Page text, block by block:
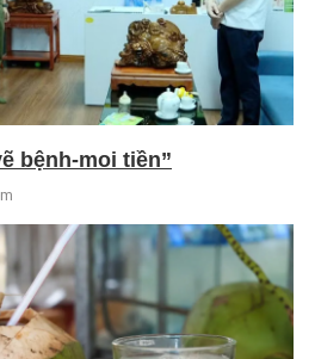
bệnh-moi tiền”